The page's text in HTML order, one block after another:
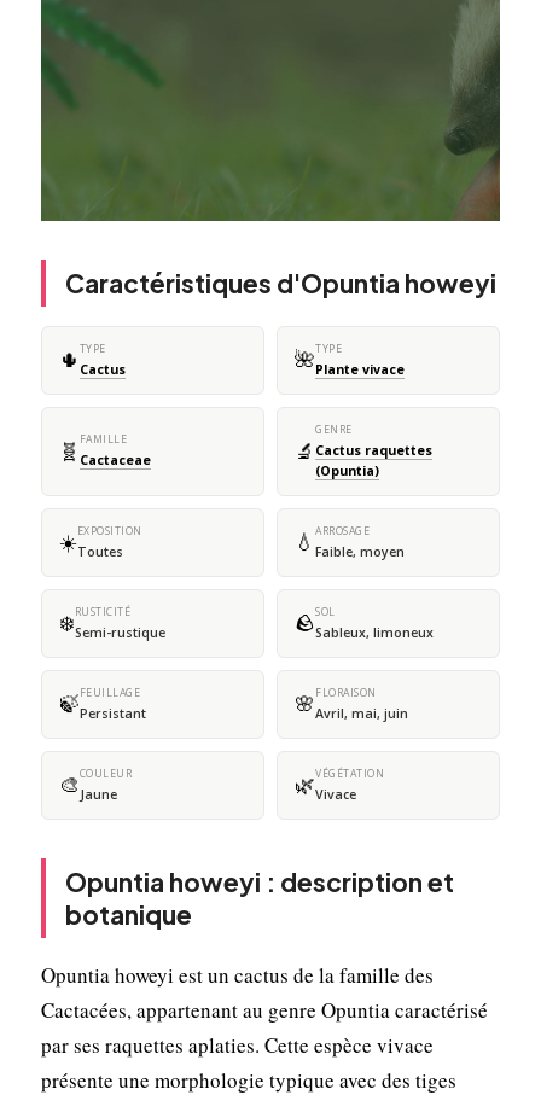
Caractéristiques d'Opuntia howeyi
🌵 TYPE
Cactus 🌺TYPE
Plante vivace
🧬 FAMILLE
Cactaceae 🔬
GENRE
Cactus raquettes
(Opuntia)
☀️EXPOSITION
Toutes 💧 ARROSAGE
Faible, moyen
❄️RUSTICITÉ
Semi-rustique 🪨SOL
Sableux, limoneux
🍃FEUILLAGE
Persistant 🌸 FLORAISON
Avril, mai, juin
🎨COULEUR
Jaune 🌿VÉGÉTATION
Vivace
Opuntia howeyi : description et
botanique
Opuntia howeyi est un cactus de la famille des
Cactacées, appartenant au genre Opuntia caractérisé
par ses raquettes aplaties. Cette espèce vivace
présente une morphologie typique avec des tiges